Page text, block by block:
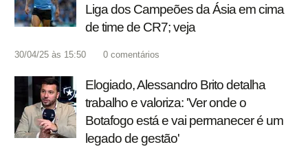
Liga dos Campeões da Ásia em cima
de time de CR7; veja
30/04/25 às 15:50 0 comentários
Elogiado, Alessandro Brito detalha
trabalho e valoriza: 'Ver onde o
Botafogo está e vai permanecer é um
legado de gestão'